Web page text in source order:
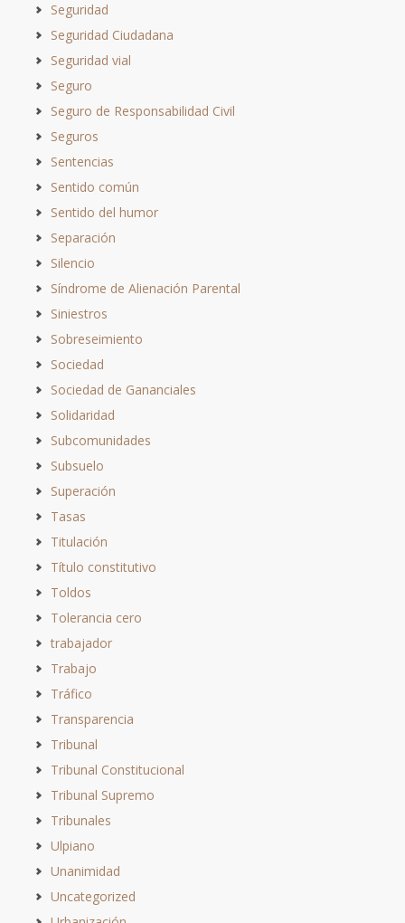
Seguridad
Seguridad Ciudadana
Seguridad vial
Seguro
Seguro de Responsabilidad Civil
Seguros
Sentencias
Sentido común
Sentido del humor
Separación
Silencio
Síndrome de Alienación Parental
Siniestros
Sobreseimiento
Sociedad
Sociedad de Gananciales
Solidaridad
Subcomunidades
Subsuelo
Superación
Tasas
Titulación
Título constitutivo
Toldos
Tolerancia cero
trabajador
Trabajo
Tráfico
Transparencia
Tribunal
Tribunal Constitucional
Tribunal Supremo
Tribunales
Ulpiano
Unanimidad
Uncategorized